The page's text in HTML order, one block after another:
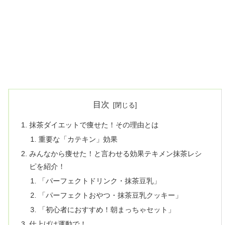
目次
抹茶ダイエットで痩せた！その理由とは
重要な「カテキン」効果
みんなから痩せた！と言わせる効果テキメン抹茶レシ
ピを紹介！
「パーフェクトドリンク・抹茶豆乳」
「パーフェクトおやつ・抹茶豆乳クッキー」
「初心者におすすめ！朝まっちゃセット」